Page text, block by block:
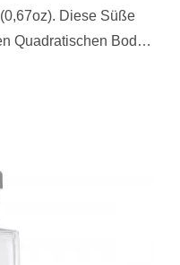
Diese Süße
Quadratischen Boden
Ist, Die